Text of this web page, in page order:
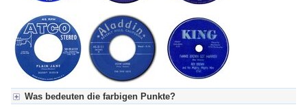
Was bedeuten die farbigen Punkte?